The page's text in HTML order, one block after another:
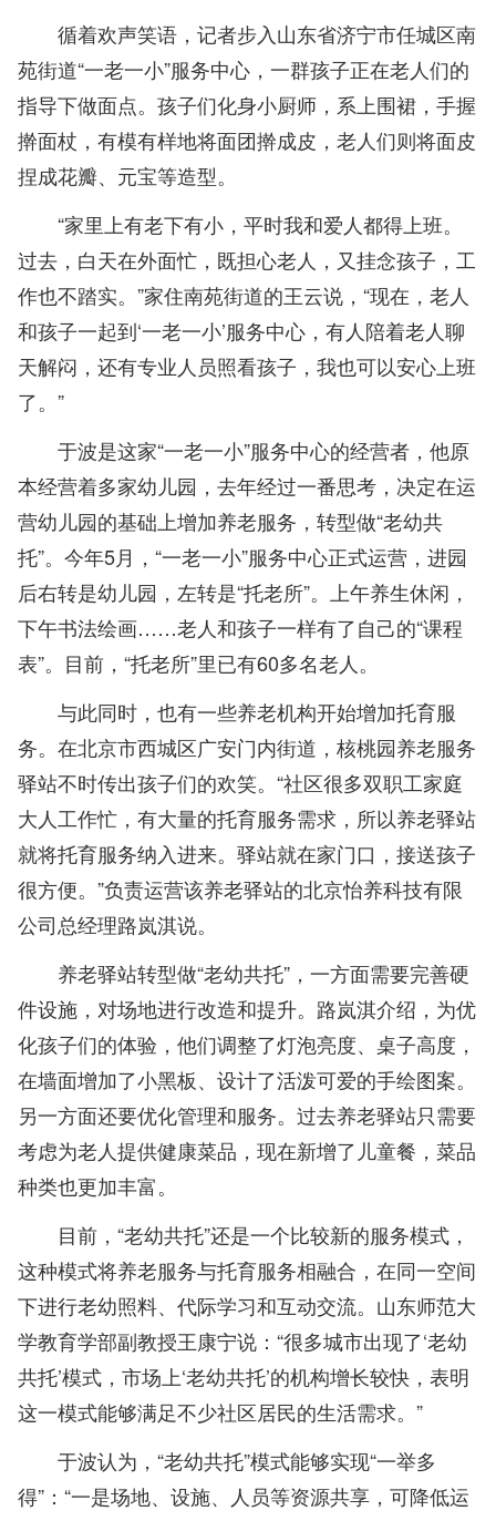
循着欢声笑语，记者步入山东省济宁市任城区南
苑街道“一老一小”服务中心，一群孩子正在老人们的
指导下做面点。孩子们化身小厨师，系上围裙，手握
擀面杖，有模有样地将面团擀成皮，老人们则将面皮
捏成花瓣、元宝等造型。
“家里上有老下有小，平时我和爱人都得上班。
过去，白天在外面忙，既担心老人，又挂念孩子，工
作也不踏实。”家住南苑街道的王云说，“现在，老人
和孩子一起到‘一老一小’服务中心，有人陪着老人聊
天解闷，还有专业人员照看孩子，我也可以安心上班
了。”
于波是这家“一老一小”服务中心的经营者，他原
本经营着多家幼儿园，去年经过一番思考，决定在运
营幼儿园的基础上增加养老服务，转型做“老幼共
托”。今年5月，“一老一小”服务中心正式运营，进园
后右转是幼儿园，左转是“托老所”。上午养生休闲，
下午书法绘画……老人和孩子一样有了自己的“课程
表”。目前，“托老所”里已有60多名老人。
与此同时，也有一些养老机构开始增加托育服
务。在北京市西城区广安门内街道，核桃园养老服务
驿站不时传出孩子们的欢笑。“社区很多双职工家庭
大人工作忙，有大量的托育服务需求，所以养老驿站
就将托育服务纳入进来。驿站就在家门口，接送孩子
很方便。”负责运营该养老驿站的北京怡养科技有限
公司总经理路岚淇说。
养老驿站转型做“老幼共托”，一方面需要完善硬
件设施，对场地进行改造和提升。路岚淇介绍，为优
化孩子们的体验，他们调整了灯泡亮度、桌子高度，
在墙面增加了小黑板、设计了活泼可爱的手绘图案。
另一方面还要优化管理和服务。过去养老驿站只需要
考虑为老人提供健康菜品，现在新增了儿童餐，菜品
种类也更加丰富。
目前，“老幼共托”还是一个比较新的服务模式，
这种模式将养老服务与托育服务相融合，在同一空间
下进行老幼照料、代际学习和互动交流。山东师范大
学教育学部副教授王康宁说：“很多城市出现了‘老幼
共托’模式，市场上‘老幼共托’的机构增长较快，表明
这一模式能够满足不少社区居民的生活需求。”
于波认为，“老幼共托”模式能够实现“一举多
得”：“一是场地、设施、人员等资源共享，可降低运